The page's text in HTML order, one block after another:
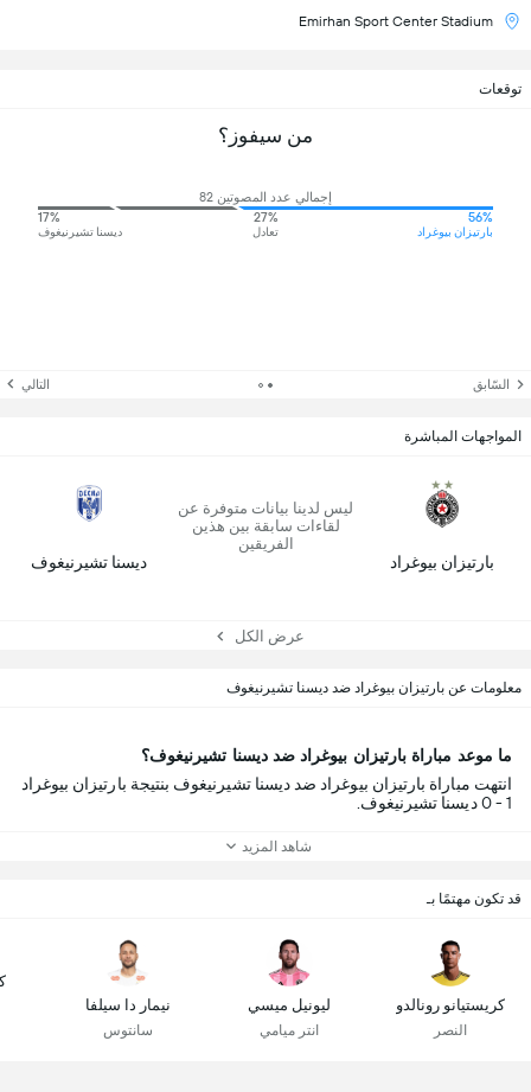
Emirhan Sport Center Stadium
توقعات
من سيفوز؟
إجمالي عدد المصوتين 82
56%
بارتيزان بيوغراد
27%
تعادل
17%
ديسنا تشيرنيغوف
السّابق التالي
المواجهات المباشرة
بارتيزان بيوغراد
ليس لدينا بيانات متوفرة عن
لقاءات سابقة بين هذين
الفريقين
ديسنا تشيرنيغوف
عرض الكل
معلومات عن بارتيزان بيوغراد ضد ديسنا تشيرنيغوف
ما موعد مباراة بارتيزان بيوغراد ضد ديسنا تشيرنيغوف؟
انتهت مباراة بارتيزان بيوغراد ضد ديسنا تشيرنيغوف بنتيجة بارتيزان بيوغراد
1 - 0 ديسنا تشيرنيغوف.
شاهد المزيد
قد تكون مهتمًا بـ
كريستيانو رونالدو
النصر
ليونيل ميسي
انتر ميامي
نيمار دا سيلفا
سانتوس